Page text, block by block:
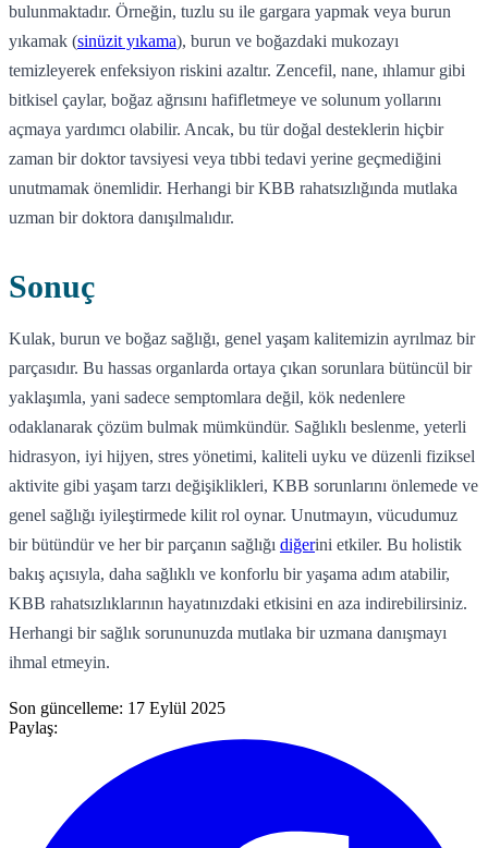
bulunmaktadır. Örneğin, tuzlu su ile gargara yapmak veya burun
yıkamak (sinüzit yıkama), burun ve boğazdaki mukozayı
temizleyerek enfeksiyon riskini azaltır. Zencefil, nane, ıhlamur gibi
bitkisel çaylar, boğaz ağrısını hafifletmeye ve solunum yollarını
açmaya yardımcı olabilir. Ancak, bu tür doğal desteklerin hiçbir
zaman bir doktor tavsiyesi veya tıbbi tedavi yerine geçmediğini
unutmamak önemlidir. Herhangi bir KBB rahatsızlığında mutlaka
uzman bir doktora danışılmalıdır.
Sonuç
Kulak, burun ve boğaz sağlığı, genel yaşam kalitemizin ayrılmaz bir
parçasıdır. Bu hassas organlarda ortaya çıkan sorunlara bütüncül bir
yaklaşımla, yani sadece semptomlara değil, kök nedenlere
odaklanarak çözüm bulmak mümkündür. Sağlıklı beslenme, yeterli
hidrasyon, iyi hijyen, stres yönetimi, kaliteli uyku ve düzenli fiziksel
aktivite gibi yaşam tarzı değişiklikleri, KBB sorunlarını önlemede ve
genel sağlığı iyileştirmede kilit rol oynar. Unutmayın, vücudumuz
bir bütündür ve her bir parçanın sağlığı diğerini etkiler. Bu holistik
bakış açısıyla, daha sağlıklı ve konforlu bir yaşama adım atabilir,
KBB rahatsızlıklarının hayatınızdaki etkisini en aza indirebilirsiniz.
Herhangi bir sağlık sorununuzda mutlaka bir uzmana danışmayı
ihmal etmeyin.
Son güncelleme: 17 Eylül 2025
Paylaş: